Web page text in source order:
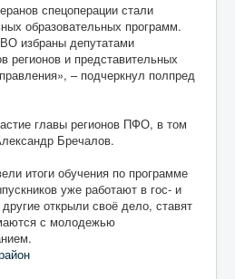
спецоперации стали
образовательных программ.
избраны депутатами
регионов и представительных
– подчеркнул полпред
главы регионов ПФО, в том
Бречалов.
итоги обучения по программе
уже работают в гос- и
открыли своё дело, ставят
с молодежью